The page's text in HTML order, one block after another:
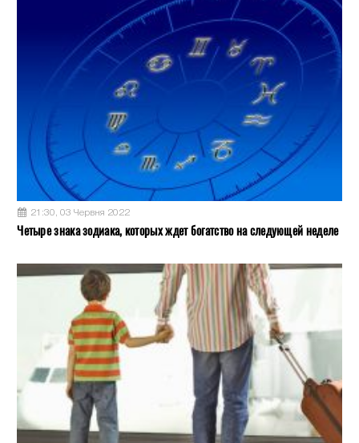
21:30, 03 Червня 2022
Четыре знака зодиака, которых ждет богатство на следующей неделе